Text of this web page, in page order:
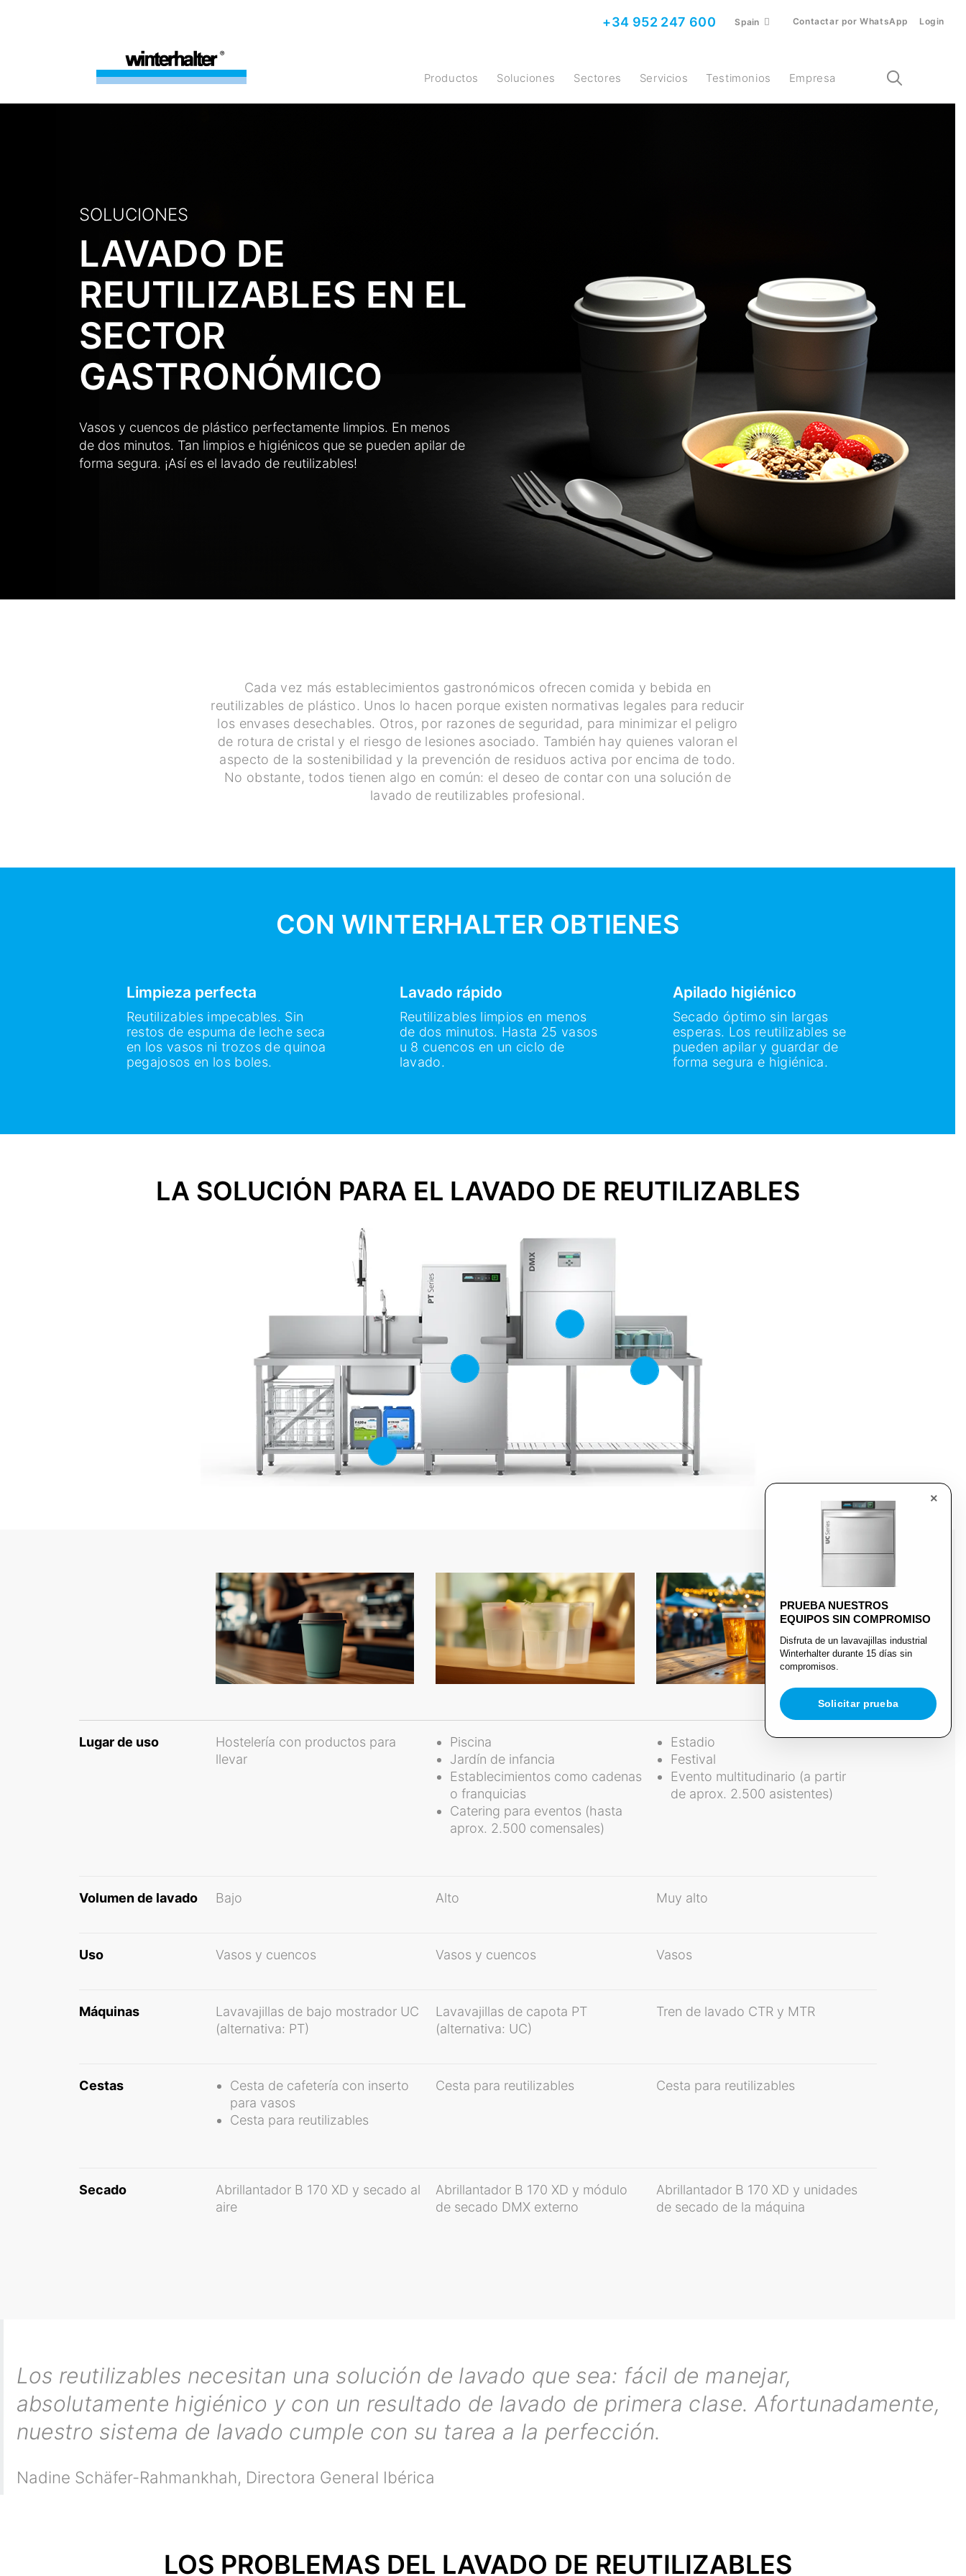
+34 952 247 600 Spain Contactar por WhatsApp Login
Productos Soluciones Sectores Servicios Testimonios Empresa
×
PRUEBA NUESTROS
EQUIPOS SIN COMPROMISO
Disfruta de un lavavajillas industrial
Winterhalter durante 15 días sin
compromisos.
Solicitar prueba
SOLUCIONES
LAVADO DE
REUTILIZABLES EN EL
SECTOR
GASTRONÓMICO
Vasos y cuencos de plástico perfectamente limpios. En menos
de dos minutos. Tan limpios e higiénicos que se pueden apilar de
forma segura. ¡Así es el lavado de reutilizables!
Cada vez más establecimientos gastronómicos ofrecen comida y bebida en
reutilizables de plástico. Unos lo hacen porque existen normativas legales para reducir
los envases desechables. Otros, por razones de seguridad, para minimizar el peligro
de rotura de cristal y el riesgo de lesiones asociado. También hay quienes valoran el
aspecto de la sostenibilidad y la prevención de residuos activa por encima de todo.
No obstante, todos tienen algo en común: el deseo de contar con una solución de
lavado de reutilizables profesional.
CON WINTERHALTER OBTIENES
Limpieza perfecta
Reutilizables impecables. Sin
restos de espuma de leche seca
en los vasos ni trozos de quinoa
pegajosos en los boles.
Lavado rápido
Reutilizables limpios en menos
de dos minutos. Hasta 25 vasos
u 8 cuencos en un ciclo de
lavado.
Apilado higiénico
Secado óptimo sin largas
esperas. Los reutilizables se
pueden apilar y guardar de
forma segura e higiénica.
LA SOLUCIÓN PARA EL LAVADO DE REUTILIZABLES
Lugar de uso
Hostelería con productos para
llevar
Piscina
Jardín de infancia
Establecimientos como cadenas
o franquicias
Catering para eventos (hasta
aprox. 2.500 comensales)
Estadio
Festival
Evento multitudinario (a partir
de aprox. 2.500 asistentes)
Volumen de lavado Bajo Alto Muy alto
Uso Vasos y cuencos Vasos y cuencos Vasos
Máquinas
Lavavajillas de bajo mostrador UC
(alternativa: PT)
Lavavajillas de capota PT
(alternativa: UC)
Tren de lavado CTR y MTR
Cestas
Cesta de cafetería con inserto
para vasos
Cesta para reutilizables
Cesta para reutilizables Cesta para reutilizables
Secado
Abrillantador B 170 XD y secado al
aire
Abrillantador B 170 XD y módulo
de secado DMX externo
Abrillantador B 170 XD y unidades
de secado de la máquina
Los reutilizables necesitan una solución de lavado que sea: fácil de manejar,
absolutamente higiénico y con un resultado de lavado de primera clase. Afortunadamente,
nuestro sistema de lavado cumple con su tarea a la perfección.
Nadine Schäfer-Rahmankhah, Directora General Ibérica
LOS PROBLEMAS DEL LAVADO DE REUTILIZABLES